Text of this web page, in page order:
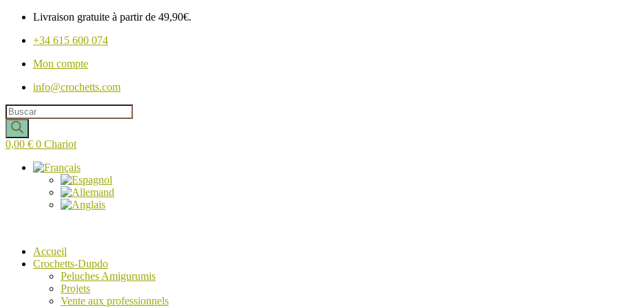
Livraison gratuite à partir de 49,90€.
+34 615 600 074
Mon compte
info@crochetts.com
Recherche
de
produits
0,00 € 0 Chariot
Accueil
Crochetts-Dupdo
Peluches Amigurumis
Projets
Vente aux professionnels